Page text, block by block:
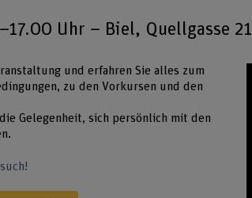
Uhr – Biel, Quellgasse 21
und erfahren Sie alles zum
zu den Vorkursen und den
Gelegenheit, sich persönlich mit den